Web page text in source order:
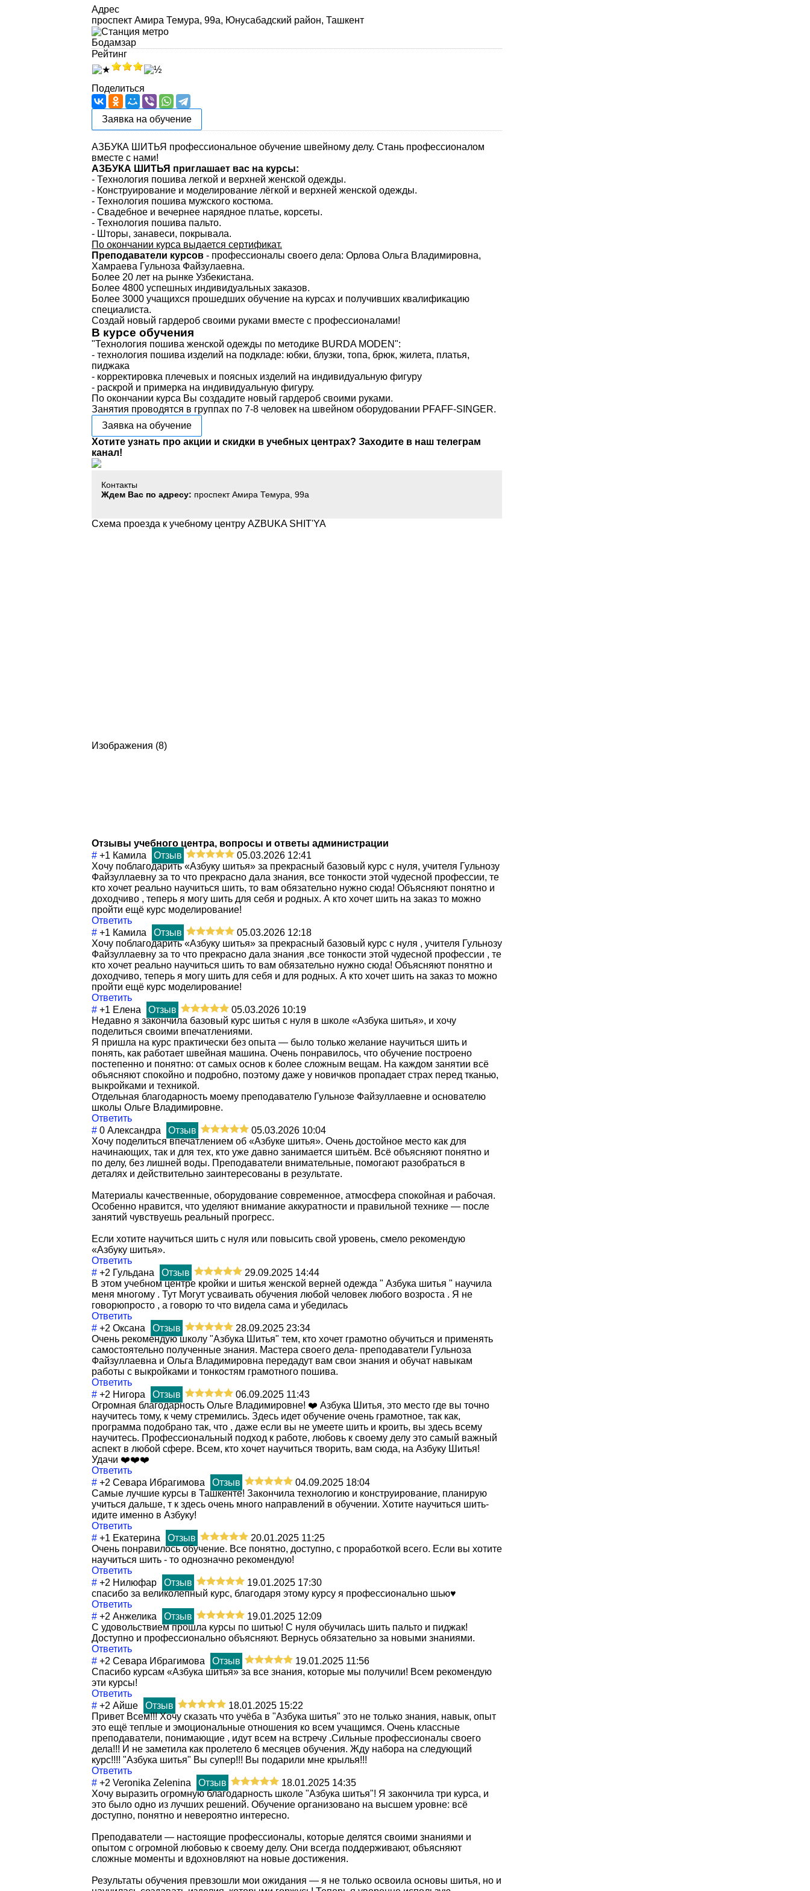
Адрес
проспект Амира Темура, 99а, Юнусабадский район, Ташкент
Бодамзар
Рейтинг
Поделиться
Заявка на обучение
АЗБУКА ШИТЬЯ профессиональное обучение швейному делу. Стань профессионалом
вместе с нами!
АЗБУКА ШИТЬЯ приглашает вас на курсы:
- Технология пошива легкой и верхней женской одежды.
- Конструирование и моделирование лёгкой и верхней женской одежды.
- Технология пошива мужского костюма.
- Свадебное и вечернее нарядное платье, корсеты.
- Технология пошива пальто.
- Шторы, занавеси, покрывала.
По окончании курса выдается сертификат.
Преподаватели курсов - профессионалы своего дела: Орлова Ольга Владимировна,
Хамраева Гульноза Файзулаевна.
Более 20 лет на рынке Узбекистана.
Более 4800 успешных индивидуальных заказов.
Более 3000 учащихся прошедших обучение на курсах и получивших квалификацию
специалиста.
Создай новый гардероб своими руками вместе с профессионалами!
В курсе обучения
"Технология пошива женской одежды по методикe BURDA MODEN":
- технология пошива изделий на подкладе: юбки, блузки, топа, брюк, жилета, платья,
пиджака
- корректировка плечевых и поясных изделий на индивидуальную фигуру
- раскрой и примерка на индивидуальную фигуру.
По окончании курса Вы создадите новый гардероб своими руками.
Занятия проводятся в группах по 7-8 человек на швейном оборудовании PFAFF-SINGER.
Заявка на обучение
Хотите узнать про акции и скидки в учебных центрах? Заходите в наш телеграм
канал!
Контакты
Ждем Вас по адресу: проспект Амира Темура, 99а
Схема проезда к учебному центру AZBUKA SHIT'YA
Изображения (8)
Отзывы учебного центра, вопросы и ответы администрации
# +1 Камила Отзыв
05.03.2026 12:41
Хочу поблагодарить «Азбуку шитья» за прекрасный базовый курс с нуля, учителя Гульнозу
Файзуллаевну за то что прекрасно дала знания, все тонкости этой чудесной профессии, те
кто хочет реально научиться шить, то вам обязательно нужно сюда! Объясняют понятно и
доходчиво , теперь я могу шить для себя и родных. А кто хочет шить на заказ то можно
пройти ещё курс моделирование!
Ответить
# +1 Камила Отзыв
05.03.2026 12:18
Хочу поблагодарить «Азбуку шитья» за прекрасный базовый курс с нуля , учителя Гульнозу
Файзуллаевну за то что прекрасно дала знания ,все тонкости этой чудесной профессии , те
кто хочет реально научиться шить то вам обязательно нужно сюда! Объясняют понятно и
доходчиво, теперь я могу шить для себя и для родных. А кто хочет шить на заказ то можно
пройти ещё курс моделирование!
Ответить
# +1 Елена Отзыв
05.03.2026 10:19
Недавно я закончила базовый курс шитья с нуля в школе «Азбука шитья», и хочу
поделиться своими впечатлениями.
Я пришла на курс практически без опыта — было только желание научиться шить и
понять, как работает швейная машина. Очень понравилось, что обучение построено
постепенно и понятно: от самых основ к более сложным вещам. На каждом занятии всё
объясняют спокойно и подробно, поэтому даже у новичков пропадает страх перед тканью,
выкройками и техникой.
Отдельная благодарность моему преподавателю Гульнозе Файзуллаевне и основателю
школы Ольге Владимировне.
Ответить
# 0 Александра Отзыв
05.03.2026 10:04
Хочу поделиться впечатлением об «Азбуке шитья». Очень достойное место как для
начинающих, так и для тех, кто уже давно занимается шитьём. Всё объясняют понятно и
по делу, без лишней воды. Преподаватели внимательные, помогают разобраться в
деталях и действительно заинтересованы в результате.
Материалы качественные, оборудование современное, атмосфера спокойная и рабочая.
Особенно нравится, что уделяют внимание аккуратности и правильной технике — после
занятий чувствуешь реальный прогресс.
Если хотите научиться шить с нуля или повысить свой уровень, смело рекомендую
«Азбуку шитья».
Ответить
# +2 Гульдана Отзыв
29.09.2025 14:44
В этом учебном центре кройки и шитья женской верней одежда " Азбука шитья " научила
меня многому . Тут Могут усваивать обучения любой человек любого возроста . Я не
говорюпросто , а говорю то что видела сама и убедилась
Ответить
# +2 Оксана Отзыв
28.09.2025 23:34
Очень рекомендую школу "Азбука Шитья" тем, кто хочет грамотно обучиться и применять
самостоятельно полученные знания. Мастера своего дела- преподаватели Гульноза
Файзуллаевна и Ольга Владимировна передадут вам свои знания и обучат навыкам
работы с выкройками и тонкостям грамотного пошива.
Ответить
# +2 Нигора Отзыв
06.09.2025 11:43
Огромная благодарность Ольге Владимировне! ❤️ Азбука Шитья, это место где вы точно
научитесь тому, к чему стремились. Здесь идет обучение очень грамотное, так как,
программа подобрано так, что , даже если вы не умеете шить и кроить, вы здесь всему
научитесь. Профессиональный подход к работе, любовь к своему делу это самый важный
аспект в любой сфере. Всем, кто хочет научиться творить, вам сюда, на Азбуку Шитья!
Удачи ❤️❤️❤️
Ответить
# +2 Севара Ибрагимова Отзыв
04.09.2025 18:04
Самые лучшие курсы в Ташкенте! Закончила технологию и конструирование, планирую
учиться дальше, т к здесь очень много направлений в обучении. Хотите научиться шить-
идите именно в Азбуку!
Ответить
# +1 Екатерина Отзыв
20.01.2025 11:25
Очень понравилось обучение. Все понятно, доступно, с проработкой всего. Если вы хотите
научиться шить - то однозначно рекомендую!
Ответить
# +2 Нилюфар Отзыв
19.01.2025 17:30
спасибо за великолепный курс, благодаря этому курсу я профессионально шью♥️
Ответить
# +2 Анжелика Отзыв
19.01.2025 12:09
С удовольствием прошла курсы по шитью! С нуля обучилась шить пальто и пиджак!
Доступно и профессионально объясняют. Вернусь обязательно за новыми знаниями.
Ответить
# +2 Севара Ибрагимова Отзыв
19.01.2025 11:56
Спасибо курсам «Азбука шитья» за все знания, которые мы получили! Всем рекомендую
эти курсы!
Ответить
# +2 Айше Отзыв
18.01.2025 15:22
Привет Всем!!! Хочу сказать что учёба в "Азбука шитья" это не только знания, навык, опыт
это ещё теплые и эмоциональные отношения ко всем учащимся. Очень классные
преподаватели, понимающие , идут всем на встречу .Сильные профессионалы своего
дела!!! И не заметила как пролетело 6 месяцев обучения. Жду набора на следующий
курс!!!! "Азбука шитья" Вы супер!!! Вы подарили мне крылья!!!
Ответить
# +2 Veronika Zelenina Отзыв
18.01.2025 14:35
Хочу выразить огромную благодарность школе "Азбука шитья"! Я закончила три курса, и
это было одно из лучших решений. Обучение организовано на высшем уровне: всё
доступно, понятно и невероятно интересно.
Преподаватели — настоящие профессионалы, которые делятся своими знаниями и
опытом с огромной любовью к своему делу. Они всегда поддерживают, объясняют
сложные моменты и вдохновляют на новые достижения.
Результаты обучения превзошли мои ожидания — я не только освоила основы шитья, но и